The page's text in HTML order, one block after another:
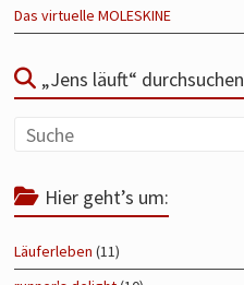
Das virtuelle MOLESKINE
„Jens läuft“ durchsuchen
Hier geht’s um:
Läuferleben (11)